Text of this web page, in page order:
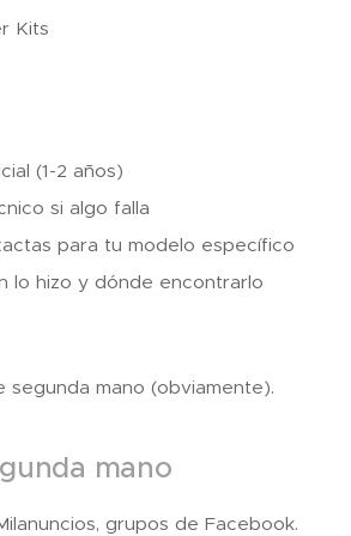
Kits
(1-2 años)
si algo falla
para tu modelo específico
lo hizo y dónde encontrarlo
segunda mano (obviamente).
mano
grupos de Facebook.